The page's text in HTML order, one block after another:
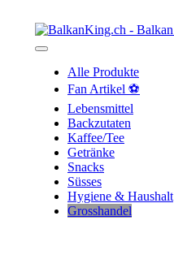
Alle Produkte
Fan Artikel ⚽
Lebensmittel
Backzutaten
Kaffee/Tee
Getränke
Snacks
Süsses
Hygiene & Haushalt
Grosshandel